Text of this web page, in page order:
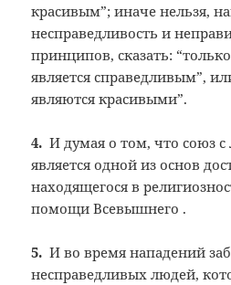
красивым”; иначе нельзя,
несправедливость и
принципов, сказать:
является справедливым”,
являются красивыми”.
4. И думая о том, что союз
является одной из основ
находящегося в
помощи Всевышнего .
5.И во время нападений
несправедливых людей,